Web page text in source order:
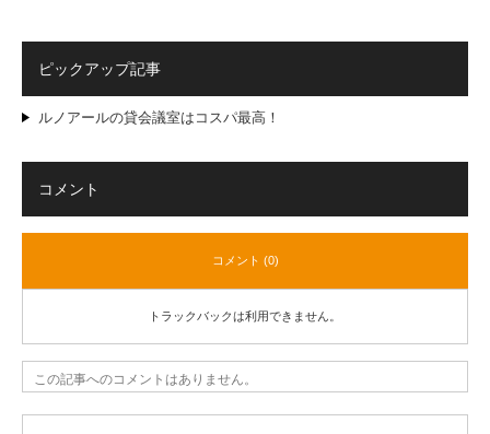
ピックアップ記事
ルノアールの貸会議室はコスパ最高！
コメント
コメント (0)
トラックバックは利用できません。
この記事へのコメントはありません。